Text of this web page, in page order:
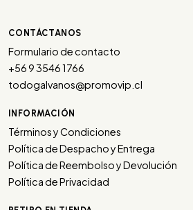
CONTÁCTANOS
Formulario de contacto
+56 9 3546 1766
todogalvanos@promovip.cl
INFORMACIÓN
Términos y Condiciones
Política de Despacho y Entrega
Política de Reembolso y Devolución
Política de Privacidad